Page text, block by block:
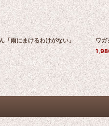
「雨にまけるわけがない」
ワガ